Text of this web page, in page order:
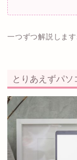
一つずつ解説します
とりあえずパソ